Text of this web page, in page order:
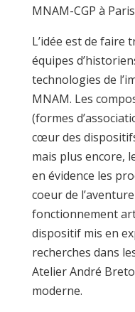
MNAM-CGP à
L’idée est de faire
équipes
technologies de
MNAM. Les
(formes
cœur des
mais plus encore,
en évidence les
coeur de
fonctionnement
dispositif mis en
recherches dans
Atelier André
moderne.